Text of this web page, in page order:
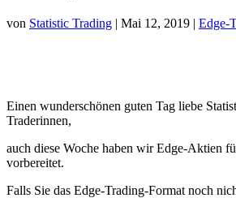
von Statistic Trading | Mai 12, 2019 | Edge-
Einen wunderschönen guten Tag liebe
Traderinnen,
auch diese Woche haben wir Edge-Aktien
vorbereitet.
Falls Sie das Edge-Trading-Format noch